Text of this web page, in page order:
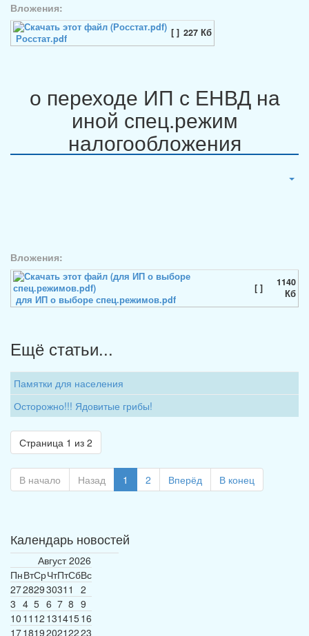
Вложения:
Росстат.pdf [ ] 227 Кб
о переходе ИП с ЕНВД на
иной спец.режим
налогообложения
Вложения:
для ИП о выборе спец.режимов.pdf
[ ]
1140
Кб
Ещё статьи...
Памятки для населения
Осторожно!!! Ядовитые грибы!
Страница 1 из 2
В начало Назад 1 2 Вперёд В конец
Календарь новостей
Август 2026
ПнВтСрЧтПтСбВс
2728293031 1
2
3 4 5 6 7 8 9
10 11 12 13141516
17181920212223